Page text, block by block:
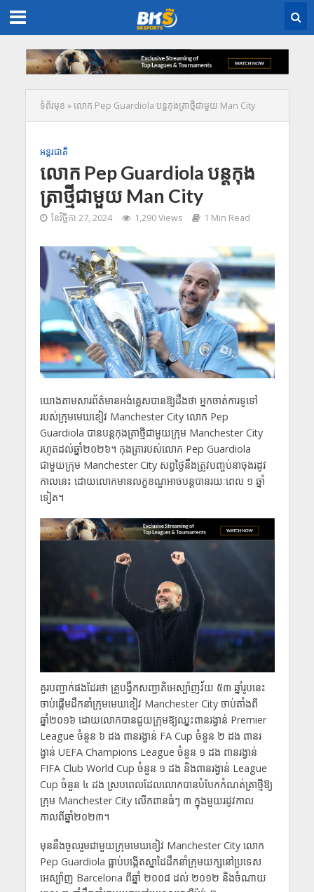
ទំព័រមុខ »លោក Pep Guardiola បន្តកុងត្រាថ្មីជាមួយ Man City
អន្តរជាតិ
លោក Pep Guardiola បន្តកុង
ត្រាថ្មីជាមួយ Man City
ខែ​វិច្ឆិកា 27, 2024 1,290 Views 1 Min Read
យោងតាមសារព័ត៌មានអង់គ្លេសបានឱ្យដឹងថា អ្នកចាត់ការទូទៅ
របស់ក្រុមមេឃខៀវ Manchester City លោក Pep
Guardiola បានបន្តកុងត្រាថ្មីជាមួយក្រុម Manchester City
រហូតដល់ឆ្នាំ២០២៦។ កុងត្រារបស់លោក Pep Guardiola
ជាមួយក្រុម Manchester City សព្វថ្ងៃនឹងត្រូវបញ្ចប់នាចុងរដូវ
កាលនេះ ដោយលោកមានលក្ខខណ្ឌអាចបន្តបានរយៈពេល ១ ឆ្នាំ
ទៀត។
គួរបញ្ជាក់ផងដែរថា គ្រូបង្វឹកសញ្ជាតិអេស្ប៉ាញវ័យ ៥៣ ឆ្នាំរូបនេះ
ចាប់ផ្តើមដឹកនាំក្រុមមេឃខៀវ Manchester City ចាប់តាំងពី
ឆ្នាំ២០១៦ ដោយលោកបានជួយក្រុមឱ្យឈ្នះពានរង្វាន់ Premier
League ចំនួន ៦ ដង ពានរង្វាន់ FA Cup ចំនួន ២ ដង ពានរ
ង្វាន់ UEFA Champions League ចំនួន ១ ដង ពានរង្វាន់
FIFA Club World Cup ចំនួន ១ ដង និងពានរង្វាន់ League
Cup ចំនួន ៤ ដង ស្របពេលដែលលោកបានបំបែកកំណត់ត្រាថ្មីឱ្យ
ក្រុម Manchester City លើកពានធំៗ ៣ ក្នុងមួយរដូវកាល
កាលពីឆ្នាំ២០២៣។
មុននឹងចូលរួមជាមួយក្រុមមេឃខៀវ Manchester City លោក
Pep Guardiola ធ្លាប់បង្កើតស្នាដៃដឹកនាំក្រុមយក្សនៅប្រទេស
អេស្ប៉ាញ Barcelona ពីឆ្នាំ ២០០៨ ដល់ ២០១២ និងចំណាយ